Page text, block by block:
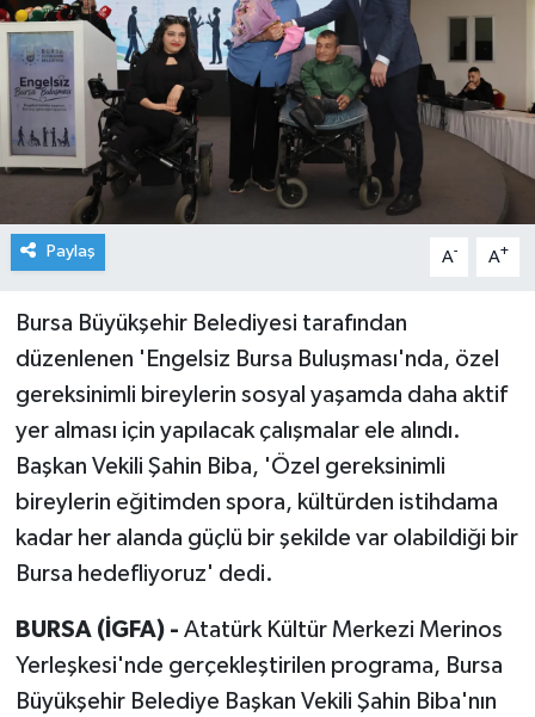
Paylaş A- A+
Bursa Büyükşehir Belediyesi tarafından
düzenlenen 'Engelsiz Bursa Buluşması'nda, özel
gereksinimli bireylerin sosyal yaşamda daha aktif
yer alması için yapılacak çalışmalar ele alındı.
Başkan Vekili Şahin Biba, 'Özel gereksinimli
bireylerin eğitimden spora, kültürden istihdama
kadar her alanda güçlü bir şekilde var olabildiği bir
Bursa hedefliyoruz' dedi.
BURSA (İGFA) - Atatürk Kültür Merkezi Merinos
Yerleşkesi'nde gerçekleştirilen programa, Bursa
Büyükşehir Belediye Başkan Vekili Şahin Biba'nın